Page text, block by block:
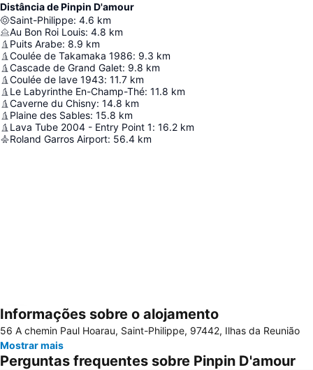
Distância de Pinpin D'amour
Saint-Philippe: 4.6 km
Au Bon Roi Louis: 4.8 km
Puits Arabe: 8.9 km
Coulée de Takamaka 1986: 9.3 km
Cascade de Grand Galet: 9.8 km
Coulée de lave 1943: 11.7 km
Le Labyrinthe En-Champ-Thé: 11.8 km
Caverne du Chisny: 14.8 km
Plaine des Sables: 15.8 km
Lava Tube 2004 - Entry Point 1: 16.2 km
Roland Garros Airport: 56.4 km
Ampliar mapa
Informações sobre o alojamento
56 A chemin Paul Hoarau, Saint-Philippe, 97442, Ilhas da Reunião
Mostrar mais
Perguntas frequentes sobre Pinpin D'amour